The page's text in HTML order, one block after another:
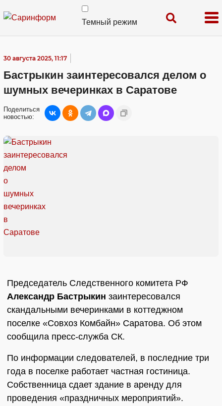
Темный режим
30 августа 2025, 11:17
Бастрыкин заинтересовался делом о
шумных вечеринках в Саратове
Поделиться
новостью:
Председатель Следственного комитета РФ
Александр Бастрыкин заинтересовался
скандальными вечеринками в коттеджном
поселке «Совхоз Комбайн» Саратова. Об этом
сообщила пресс-служба СК.
По информации следователей, в последние три
года в поселке работает частная гостиница.
Собственница сдает здание в аренду для
проведения «праздничных мероприятий».